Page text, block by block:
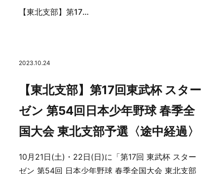
【東北支部】第17回東武杯 スターゼン 第54回日本少年野球 春季全国大会 東北支部予選〈途中経過〉
2023.10.24
【東北支部】第17回東武杯 スター
ゼン 第54回日本少年野球 春季全
国大会 東北支部予選〈途中経過〉
10月21日(土)・22日(日)に「第17回 東武杯 スター
ゼン 第54回 日本少年野球 春季全国大会 東北支部